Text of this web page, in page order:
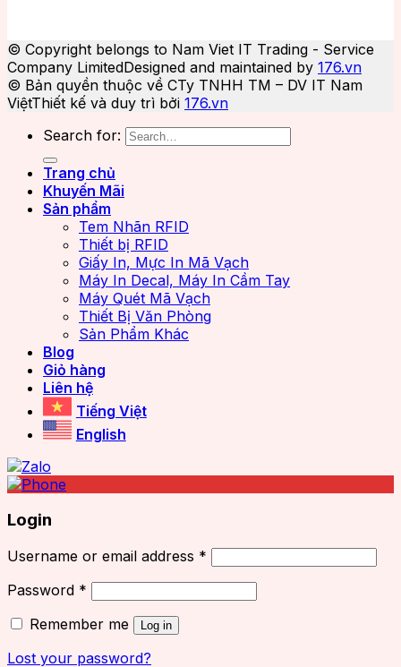
© Copyright belongs to Nam Viet IT Trading - Service
Company LimitedDesigned and maintained by 176.vn
© Bản quyền thuộc về CTy TNHH TM – DV IT Nam
ViệtThiết kế và duy trì bởi 176.vn
Search for:
Trang chủ
Khuyến Mãi
Sản phẩm
Tem Nhãn RFID
Thiết bị RFID
Giấy In, Mực In Mã Vạch
Máy In Decal, Máy In Cầm Tay
Máy Quét Mã Vạch
Thiết Bị Văn Phòng
Sản Phẩm Khác
Blog
Giỏ hàng
Liên hệ
Tiếng Việt
English
Login
Username or email address *
Password *
Remember me
Log in
Lost your password?